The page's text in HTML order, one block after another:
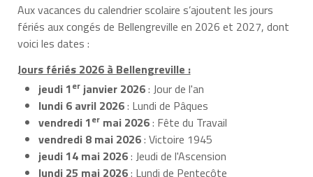
Aux vacances du calendrier scolaire s’ajoutent les jours
fériés aux congés de Bellengreville en 2026 et 2027, dont
voici les dates :
Jours fériés 2026 à Bellengreville :
jeudi 1er janvier 2026: Jour de l'an
lundi 6 avril 2026: Lundi de Pâques
vendredi 1er mai 2026: Fête du Travail
vendredi 8 mai 2026: Victoire 1945
jeudi 14 mai 2026: Jeudi de l'Ascension
lundi 25 mai 2026: Lundi de Pentecôte